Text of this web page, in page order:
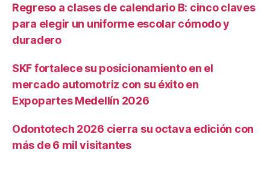
Regreso a clases de calendario B: cinco claves
para elegir un uniforme escolar cómodo y
duradero
SKF fortalece su posicionamiento en el
mercado automotriz con su éxito en
Expopartes Medellín 2026
Odontotech 2026 cierra su octava edición con
más de 6 mil visitantes